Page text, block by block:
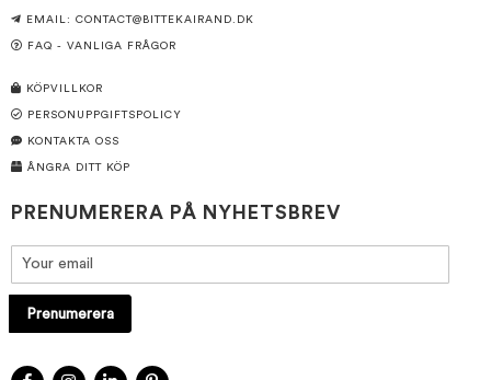
EMAIL: CONTACT@BITTEKAIRAND.DK
FAQ - VANLIGA FRÅGOR
KÖPVILLKOR
PERSONUPPGIFTSPOLICY
KONTAKTA OSS
ÅNGRA DITT KÖP
PRENUMERERA PÅ NYHETSBREV
Prenumerera